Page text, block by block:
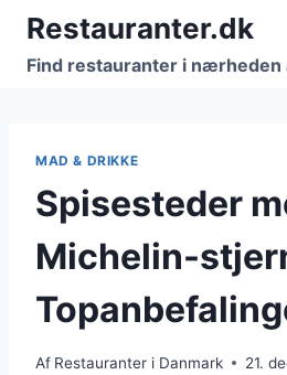
Fortsæt
indhold
Restauranter.dk
Find restauranter i nærheden
MAD & DRIKKE
Spisesteder
Michelin-
Af Restauranter i Danmark 21.